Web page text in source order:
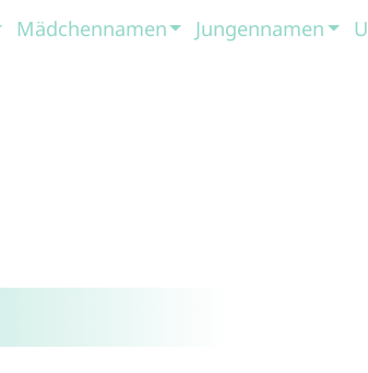
Mädchennamen Jungennamen